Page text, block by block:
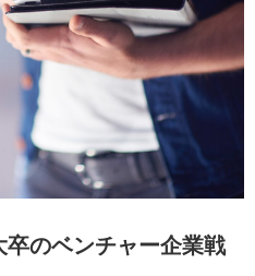
のベンチャー企業戦